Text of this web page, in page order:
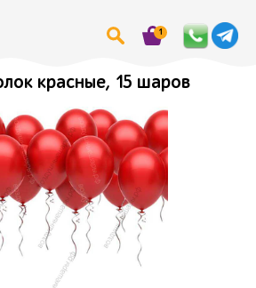
1
красные, 15 шаров